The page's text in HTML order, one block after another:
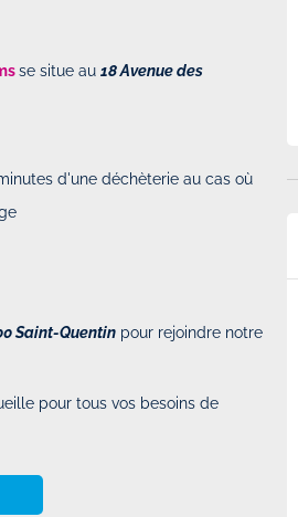
se situe au 18 Avenue des
d'une déchèterie au cas où
Saint-Quentin pour rejoindre notre
pour tous vos besoins de
-Le Dimanche 09 Février 2025 à